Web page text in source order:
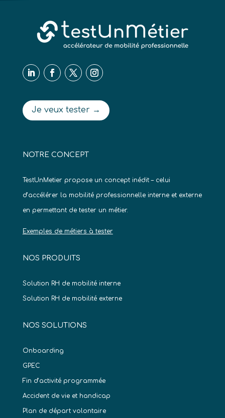
Je veux tester →
NOTRE CONCEPT
TestUnMetier propose un concept inédit – celui
d’accélérer la mobilité professionnelle interne et externe
en permettant de tester un métier.
Exemples de métiers à tester
NOS PRODUITS
Solution RH de mobilité interne
Solution RH de mobilité externe
NOS SOLUTIONS
Onboarding
GPEC
Fin d’activité programmée
Accident de vie et handicap
Plan de départ volontaire